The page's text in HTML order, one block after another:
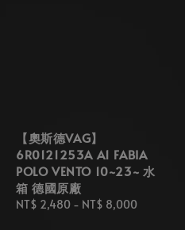
【奧斯德VAG】
6R0121253A A1 FABIA
POLO VENTO 10~23~ 水
箱 德國原廠
Regular
NT$ 2,480 - NT$ 8,000